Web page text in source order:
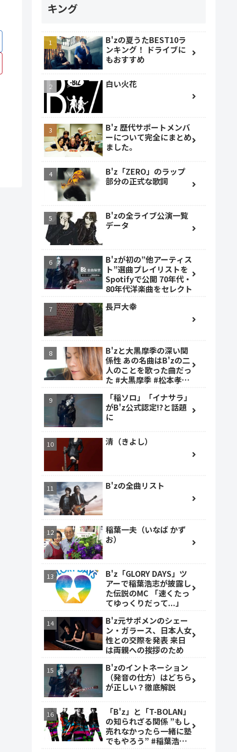
キング
B'zの夏うたBEST10ラ
ンキング！ ドライブに
もおすすめ
白い火花
B'z 歴代サポートメンバ
ーについて完全にまとめ
ました。
B'z「ZERO」のラップ
部分の正式な歌詞
B'zの全ライブ公演一覧
データ
B'zが初の”他アーティス
ト”選曲プレイリストを
Spotifyで公開 70年代・
80年代洋楽曲をセレクト
長戸大幸
B'zと大黒摩季の深い関
係性 あの名曲はB'zの二
人のことを歌った曲だっ
た #大黒摩季 #松本孝弘
「稲ソロ」「イナサラ」
がB'z公式認定!?と話題
に
清（きよし）
B'zの全曲リスト
稲葉一夫（いなば かず
お）
B'z「GLORY DAYS」ツ
アーで稲葉浩志が披露し
た伝説のMC 「速くたっ
てゆっくりだって...」
B'z元サポメンのシェー
ン・ガラース、日本人女
性との交際を発表 来日
は両親への挨拶のため
B'zのイントネーション
（発音の仕方）はどちら
が正しい？徹底解説
「B'z」と「T-BOLAN」
の知られざる関係 ”もし
売れなかったら一緒に塾
でもやろう” #稲葉浩志